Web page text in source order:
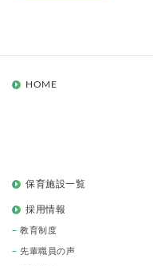
HOME
保育施設一覧
採用情報
教育制度
先輩職員の声